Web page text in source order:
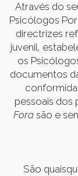
Através do
Psicólogos
directrizes
juvenil,
os
documentos
pessoais dos
Fora são e
São